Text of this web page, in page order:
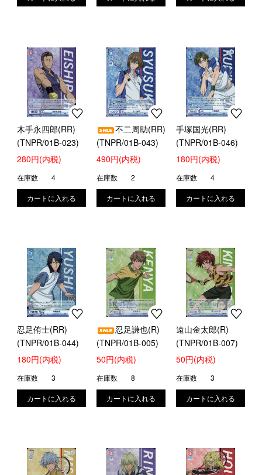
木手永四郎(RR)
(TNPR/01B-023)
280円(内税)
在庫数 4
不二周助(RR)
(TNPR/01B-043)
490円(内税)
在庫数 2
手塚国光(RR)
(TNPR/01B-046)
180円(内税)
在庫数 4
忍足侑士(RR)
(TNPR/01B-044)
180円(内税)
在庫数 3
忍足謙也(R)
(TNPR/01B-005)
50円(内税)
在庫数 8
遠山金太郎(R)
(TNPR/01B-007)
50円(内税)
在庫数 3